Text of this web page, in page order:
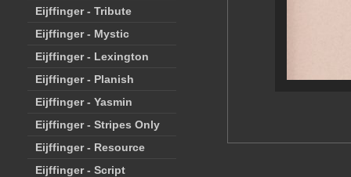
Eijffinger - Tribute
Eijffinger - Mystic
Eijffinger - Lexington
Eijffinger - Planish
Eijffinger - Yasmin
Eijffinger - Stripes Only
Eijffinger - Resource
Eijffinger - Script